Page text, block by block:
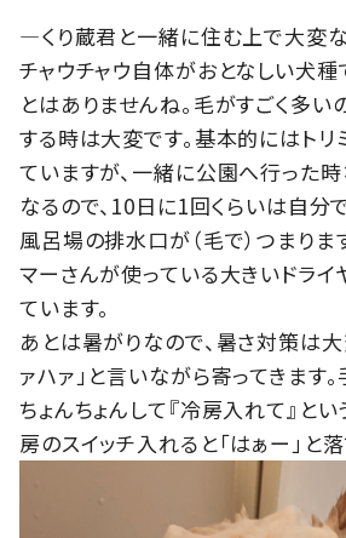
―くり蔵君と一緒に住む上で大変な
チャウチャウ自体がおとなしい犬種
とはありませんね。毛がすごく多い
する時は大変です。基本的にはトリ
ていますが、一緒に公園へ行った
なるので、10日に1回くらいは自分
風呂場の排水口が（毛で）つまりま
マーさんが使っている大きいドライ
ています。
あとは暑がりなので、暑さ対策は大
ァハァ」と言いながら寄ってきます
ちょんちょんして『冷房入れて』と
房のスイッチ入れると「はぁー」と落